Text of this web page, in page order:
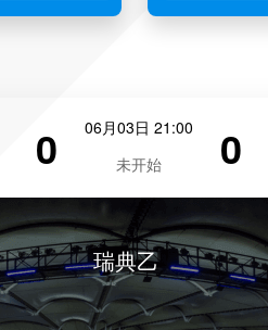
0
06月03日 21:00
未开始
0
瑞典乙